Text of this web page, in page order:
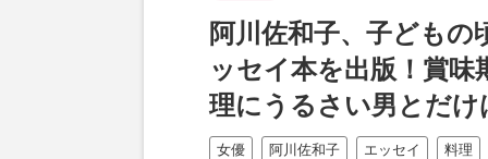
阿川佐和子、子ども
ッセイ本を出版！賞
理にうるさい男とだ
女優 阿川佐和子 エッセイ 料理